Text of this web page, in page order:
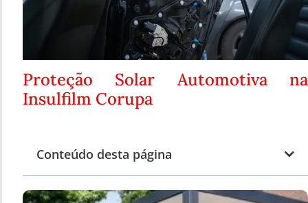
Proteção Solar Automotiva na
Insulfilm Corupa
Conteúdo desta página